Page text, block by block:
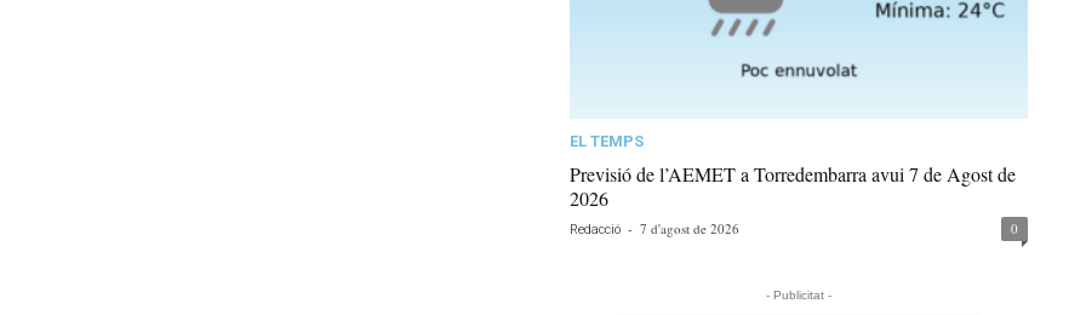
EL TEMPS
Previsió de l’AEMET a Torredembarra avui 7 de Agost de
2026
Redacció - 7 d'agost de 2026 0
- Publicitat -